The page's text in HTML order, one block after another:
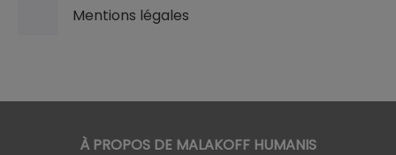
Mentions légales
À PROPOS DE MALAKOFF HUMANIS